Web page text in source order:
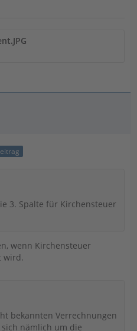
3. Spalte für Kirchensteuer
wenn Kirchensteuer
wird.
bekannten Verrechnungen
nämlich um die